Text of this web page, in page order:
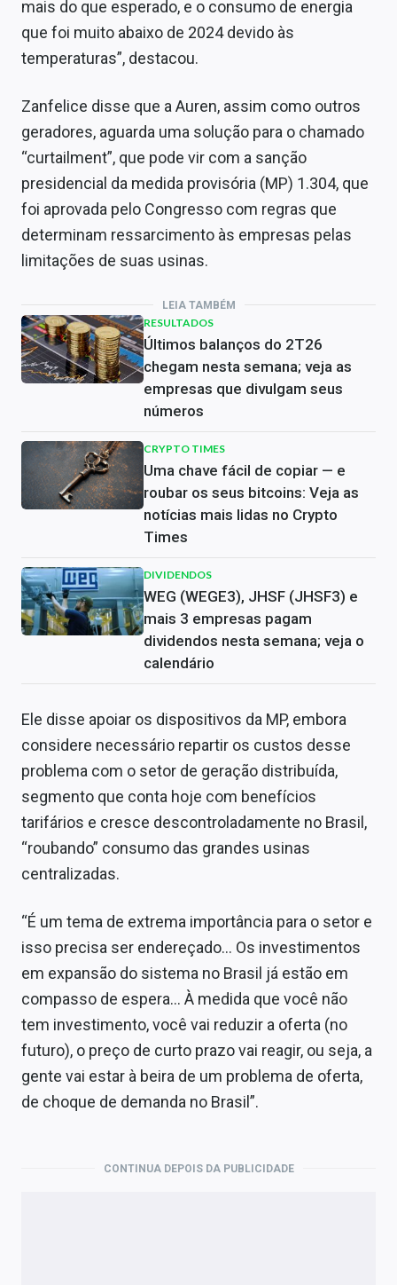
mais do que esperado, e o consumo de energia
que foi muito abaixo de 2024 devido às
temperaturas”, destacou.
Zanfelice disse que a Auren, assim como outros
geradores, aguarda uma solução para o chamado
“curtailment”, que pode vir com a sanção
presidencial da medida provisória (MP) 1.304, que
foi aprovada pelo Congresso com regras que
determinam ressarcimento às empresas pelas
limitações de suas usinas.
LEIA TAMBÉM
RESULTADOS
Últimos balanços do 2T26
chegam nesta semana; veja as
empresas que divulgam seus
números
CRYPTO TIMES
Uma chave fácil de copiar — e
roubar os seus bitcoins: Veja as
notícias mais lidas no Crypto
Times
DIVIDENDOS
WEG (WEGE3), JHSF (JHSF3) e
mais 3 empresas pagam
dividendos nesta semana; veja o
calendário
Ele disse apoiar os dispositivos da MP, embora
considere necessário repartir os custos desse
problema com o setor de geração distribuída,
segmento que conta hoje com benefícios
tarifários e cresce descontroladamente no Brasil,
“roubando” consumo das grandes usinas
centralizadas.
“É um tema de extrema importância para o setor e
isso precisa ser endereçado… Os investimentos
em expansão do sistema no Brasil já estão em
compasso de espera… À medida que você não
tem investimento, você vai reduzir a oferta (no
futuro), o preço de curto prazo vai reagir, ou seja, a
gente vai estar à beira de um problema de oferta,
de choque de demanda no Brasil”.
CONTINUA DEPOIS DA PUBLICIDADE